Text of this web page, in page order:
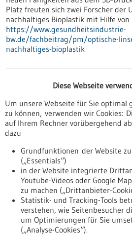
Platz freuten sich zwei Forscher der
nachhaltiges Bioplastik mit Hilfe
https://www.gesundheitsindustrie-
bw.de/fachbeitrag/pm/optische-
nachhaltiges-bioplastik
Pressemitteilung - 07.12.2021
besser bekämpfen
Bei der Entwicklung von
sind übermäßig stark aktivierte T-
Wissenschaftler vom Deutschen
nun an Mäusen zeigen: Blockierten
Botenstoff, der das Immunsystem
sich die T-Zellen und versagten im
Leukämie.
https://www.gesundheitsindustrie-
bw.de/fachbeitrag/pm/massvolle-
blutkrebs-besser-bekaempfen
Diese Webseite
Um unsere Webseite für Sie optimal
zu können, verwenden wir Cookies:
auf Ihrem Rechner vorübergehend
dazu
Grundfunktionen der Website
(„Essentials“)
in der Website integrierte
Youtube-Videos oder Google
zu machen („Drittanbieter-
Statistik- und Tracking-Tools
verstehen, wie Seitenbesucher
um Optimierungen für Sie
(„Analyse-Cookies“).